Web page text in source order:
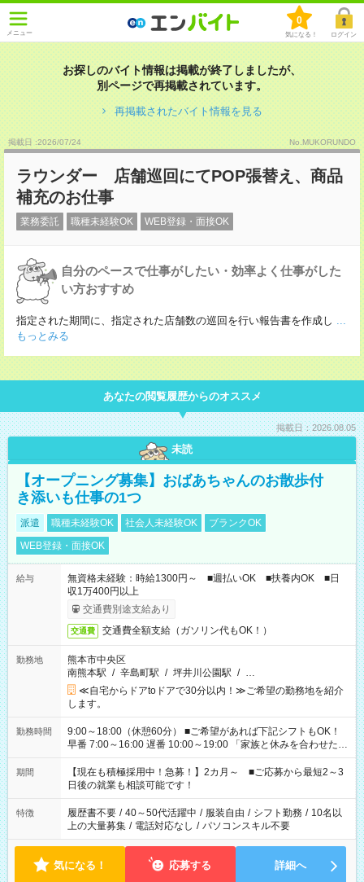
メニュー
0
気になる！ ログイン
お探しのバイト情報は掲載が終了しましたが、
別ページで再掲載されています。
再掲載されたバイト情報を見る
掲載日 :2026/07/24 No.MUKORUNDO
ラウンダー 店舗巡回にてPOP張替え、商品
補充のお仕事
業務委託 職種未経験OK WEB登録・面接OK
自分のペースで仕事がしたい・効率よく仕事がした
い方おすすめ
指定された期間に、指定された店舗数の巡回を行い報告書を作成し ...
もっとみる
あなたの閲覧履歴からのオススメ
掲載日：2026.08.05
未読
【オープニング募集】おばあちゃんのお散歩付
き添いも仕事の1つ
派遣 職種未経験OK 社会人未経験OK
ブランクOK
WEB登録・面接OK
給与
無資格未経験：時給1300円～ ■週払いOK ■扶養内OK ■日
収1万400円以上
交通費別途支給あり
交通費 交通費全額支給（ガソリン代もOK！）
勤務地
熊本市中央区
南熊本駅 / 辛島町駅 / 坪井川公園駅 / …
≪自宅からドアtoドアで30分以内！≫ご希望の勤務地を紹介
します。
勤務時間
9:00～18:00（休憩60分） ■ご希望があれば下記シフトもOK！
早番 7:00～16:00 遅番 10:00～19:00 「家族と休みを合わせた
い」 「余裕を持って夕飯の準備がしたい」 「できれば残業はし
たくない」 など、ご希望を教えてくださいね。 ※Wワーク希望
の方へ 今ご覧のお仕事で希望する勤務時間と、もう1つのお仕事
の勤務時間。 合計で週40時間を超える場合は応募できません。
期間
【現在も積極採用中！急募！】2カ月～ ■ご応募から最短2～3
日後の就業も相談可能です！
特徴 履歴書不要 / 40～50代活躍中 / 服装自由 / シフト勤務 / 10名以
上の大量募集 / 電話対応なし / パソコンスキル不要
気になる！ 応募する 詳細へ